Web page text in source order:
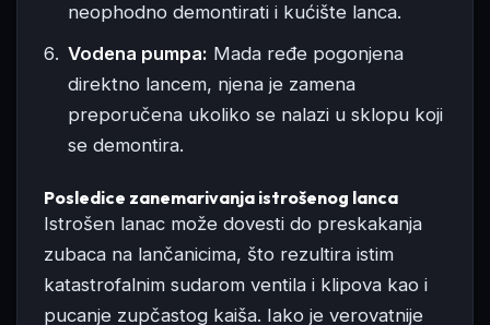
neophodno demontirati i kućište lanca.
Vodena pumpa: Mada ređe pogonjena
direktno lancem, njena je zamena
preporučena ukoliko se nalazi u sklopu koji
se demontira.
Posledice zanemarivanja istrošenog lanca
Istrošen lanac može dovesti do preskakanja
zubaca na lančanicima, što rezultira istim
katastrofalnim sudarom ventila i klipova kao i
pucanje zupčastog kaiša. Iako je verovatnije